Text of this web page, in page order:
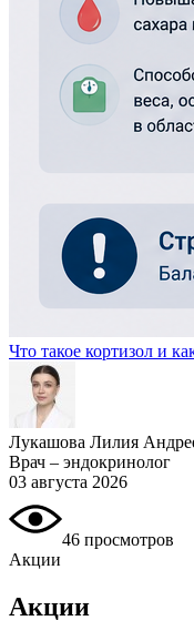
Что такое кортизол и
Лукашова Лилия
Врач – эндокринолог
03 августа 2026
46 просмотров
Акции
Акции